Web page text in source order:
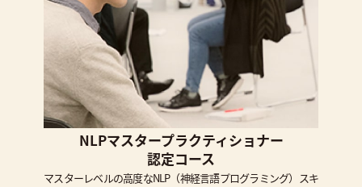
NLPマスタープラクティショナー
認定コース
マスターレベルの高度なNLP（神経言語プログラミング）スキ